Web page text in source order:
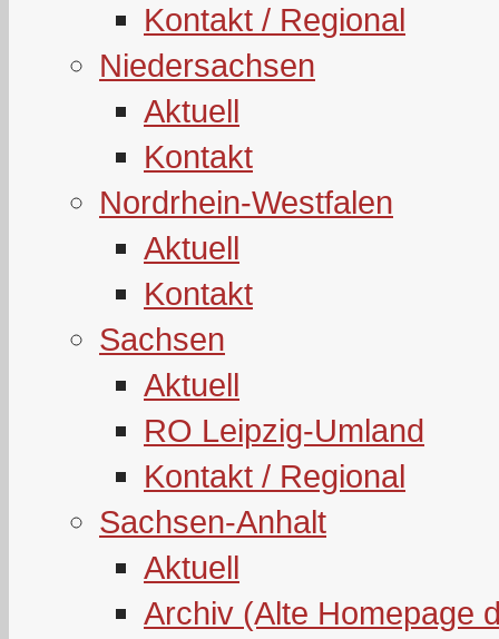
Kontakt / Regional
Niedersachsen
Aktuell
Kontakt
Nordrhein-Westfalen
Aktuell
Kontakt
Sachsen
Aktuell
RO Leipzig-Umland
Kontakt / Regional
Sachsen-Anhalt
Aktuell
Archiv (Alte Homepage